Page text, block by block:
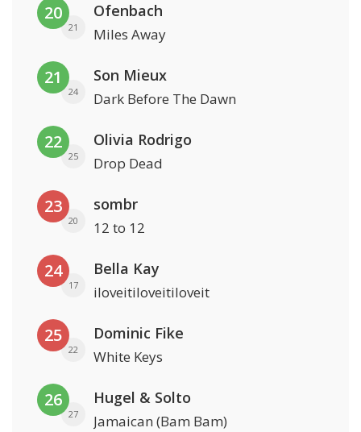
20
21
Ofenbach
Miles Away
21
24
Son Mieux
Dark Before The Dawn
22
25
Olivia Rodrigo
Drop Dead
23
20
sombr
12 to 12
24
17
Bella Kay
iloveitiloveitiloveit
25
22
Dominic Fike
White Keys
26
27
Hugel & Solto
Jamaican (Bam Bam)